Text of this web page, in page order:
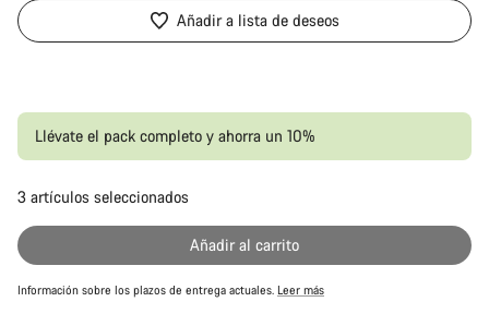
Añadir a lista de deseos
Llévate el pack completo y ahorra un 10%
3 artículos seleccionados
Añadir al carrito
Información sobre los plazos de entrega actuales. Leer más